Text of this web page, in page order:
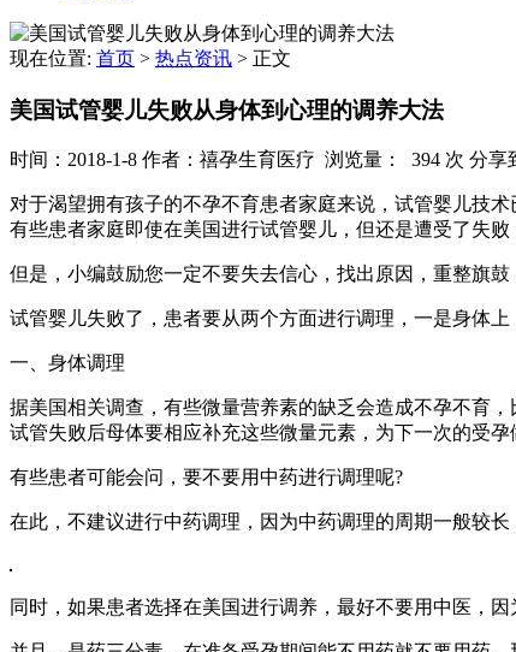
现在位置: 首页 > 热点资讯 > 正文
美国试管婴儿失败从身体到心理的调养大法
时间：2018-1-8 作者：禧孕生育医疗 浏览量： 394 次 分享
对于渴望拥有孩子的不孕不育患者家庭来说，试管婴儿技
有些患者家庭即使在美国进行试管婴儿，但还是遭受了失
但是，小编鼓励您一定不要失去信心，找出原因，重整旗
试管婴儿失败了，患者要从两个方面进行调理，一是身体
一、身体调理
据美国相关调查，有些微量营养素的缺乏会造成不孕不育
试管失败后母体要相应补充这些微量元素，为下一次的受孕
有些患者可能会问，要不要用中药进行调理呢?
在此，不建议进行中药调理，因为中药调理的周期一般较
同时，如果患者选择在美国进行调养，最好不要用中医，